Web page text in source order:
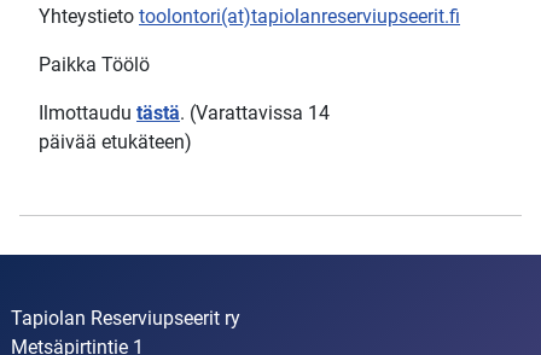
Yhteystieto toolontori(at)tapiolanreserviupseerit.fi
Paikka Töölö
Ilmottaudu tästä. (Varattavissa 14
päivää etukäteen)
Tapiolan Reserviupseerit ry
Metsäpirtintie 1